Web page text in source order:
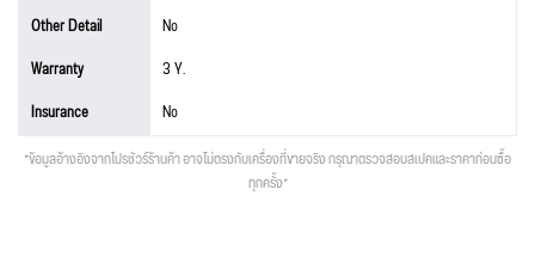
Other Detail
No
Warranty
3 Y.
Insurance
No
*ข้อมูลอ้างอิงจากโปรชัวร์ร้านค้า อาจไม่ตรงกับเครื่องที่ขายจริง กรุณาตรวจสอบสเปคและราคาก่อนซื้อ
ทุกครั้ง*